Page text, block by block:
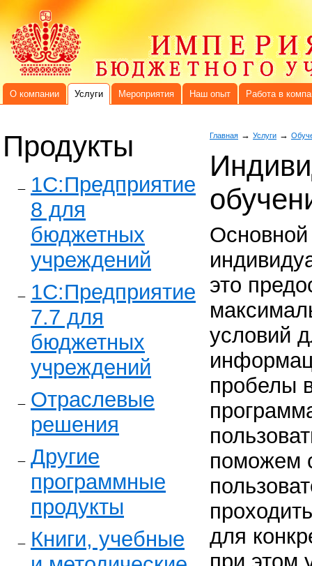
О компании Услуги Мероприятия Наш опыт Работа в
Продукты
1C:Предприятие
8 для
бюджетных
учреждений
1С:Предприятие
7.7 для
бюджетных
учреждений
Отраслевые
решения
Другие
программные
продукты
Книги, учебные
Главная → Услуги →
это
условий
пробелы
поможем
для